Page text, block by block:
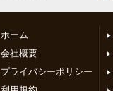
ホーム
会社概要
プライバシーポリシー